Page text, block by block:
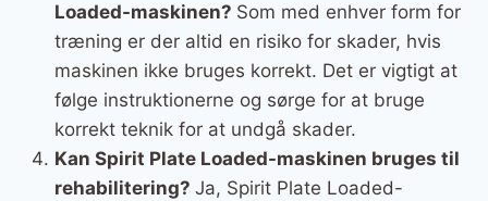
Loaded-maskinen? Som med enhver form for
træning er der altid en risiko for skader, hvis
maskinen ikke bruges korrekt. Det er vigtigt at
følge instruktionerne og sørge for at bruge
korrekt teknik for at undgå skader.
Kan Spirit Plate Loaded-maskinen bruges til
rehabilitering? Ja, Spirit Plate Loaded-